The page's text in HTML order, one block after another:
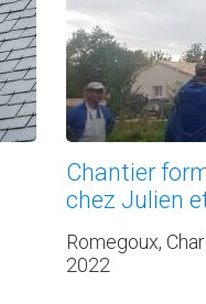
Chantier
chez Julien
Romegoux,
2022